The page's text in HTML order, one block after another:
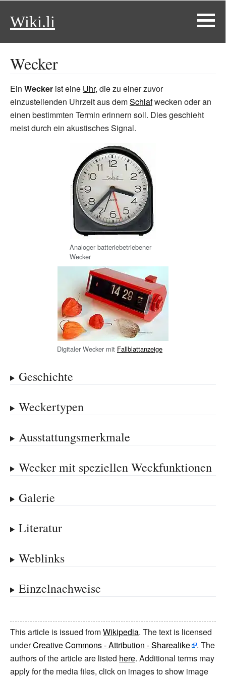
Wiki.li
Wecker
Ein Wecker ist eine Uhr, die zu einer zuvor
einzustellenden Uhrzeit aus demSchlafwecken oder an
einen bestimmten Termin erinnern soll. Dies geschieht
meist durch ein akustisches Signal.
Analoger batteriebetriebener
Wecker
Digitaler Wecker mit Fallblattanzeige
Geschichte
Weckertypen
Ausstattungsmerkmale
Wecker mit speziellen Weckfunktionen
Galerie
Literatur
Weblinks
Einzelnachweise
This article is issued fromWikipedia. The text is licensed
underCreative Commons - Attribution - Sharealike
. The
authors of the article are listed here. Additional terms may
apply for the media files, click on images to show image